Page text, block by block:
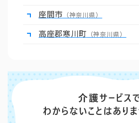
座間市 （神奈川県）
高座郡寒川町 （神奈川県）